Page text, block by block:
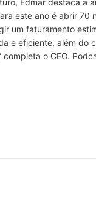
este ano é abrir
um faturamento
e eficiente, além do
completa o CEO.